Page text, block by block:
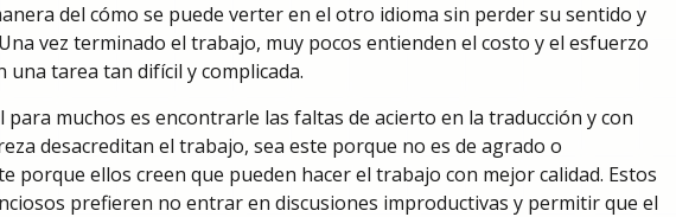
del cómo se puede verter en el otro idioma sin perder su sentido y
vez terminado el trabajo, muy pocos entienden el costo y el esfuerzo
una tarea tan difícil y complicada.
para muchos es encontrarle las faltas de acierto en la traducción y con
desacreditan el trabajo, sea este porque no es de agrado o
porque ellos creen que pueden hacer el trabajo con mejor calidad. Estos
prefieren no entrar en discusiones improductivas y permitir que el